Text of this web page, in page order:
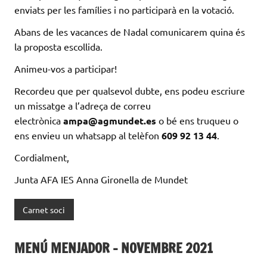
enviats per les famílies i no participarà en la votació.
Abans de les vacances de Nadal comunicarem quina és
la proposta escollida.
Animeu-vos a participar!
Recordeu que per qualsevol dubte, ens podeu escriure
un missatge a l’adreça de correu
electrònica ampa@agmundet.es o bé ens truqueu o
ens envieu un whatsapp al telèfon 609 92 13 44.
Cordialment,
Junta AFA IES Anna Gironella de Mundet
Carnet soci
MENÚ MENJADOR – NOVEMBRE 2021